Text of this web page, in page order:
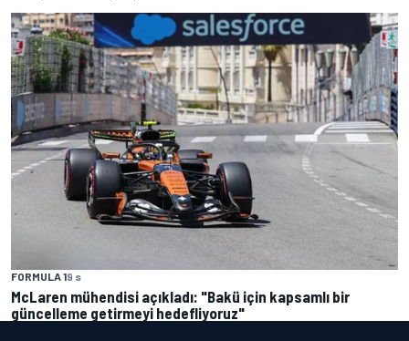
FORMULA 19 s
McLaren mühendisi açıkladı: "Bakü için kapsamlı bir
güncelleme getirmeyi hedefliyoruz"